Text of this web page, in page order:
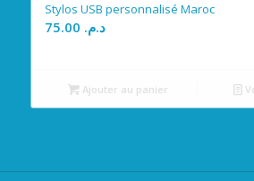
Stylos USB personnalisé Maroc
د.م.
Ajouter au panier